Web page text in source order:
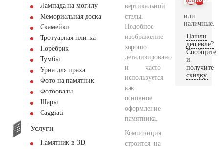
Лампада на могилу
Мемориальная доска
Скамейки
Тротуарная плитка
Поребрик
Тумбы
Урна для праха
Фото на памятник
Фотоовалы
Шары
Сaggiati
Услуги
Памятник в 3D
вертикальной
стелы.
Подобное
изображение
хорошо
детализировано
и часто
используется
как
основное
оформление
памятника.
Композиция
строится на
или
наличные.
Нашли
дешевле?
Сообщите
и
получите
скидку.